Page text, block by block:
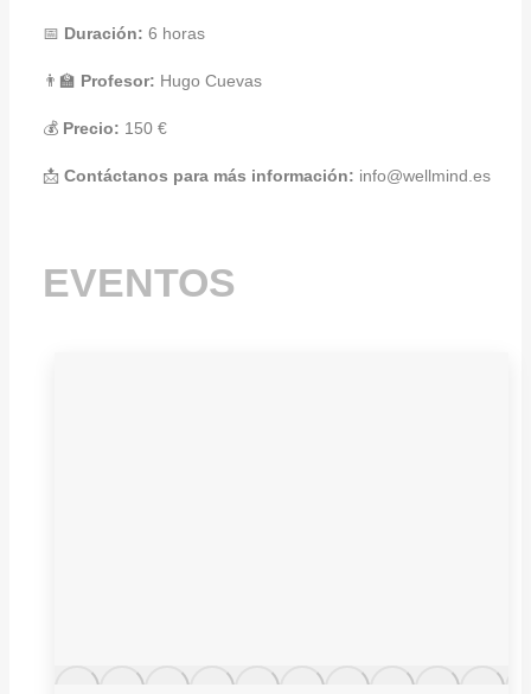
📅 Duración: 6 horas
👨‍🏫 Profesor: Hugo Cuevas
💰 Precio: 150 €
📩 Contáctanos para más información: info@wellmind.es
EVENTOS